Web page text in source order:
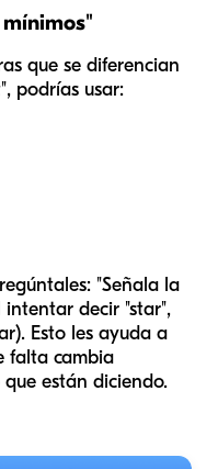
que se diferencian
podrías usar:
"Señala la
intentar decir "star",
Esto les ayuda a
falta cambia
están diciendo.